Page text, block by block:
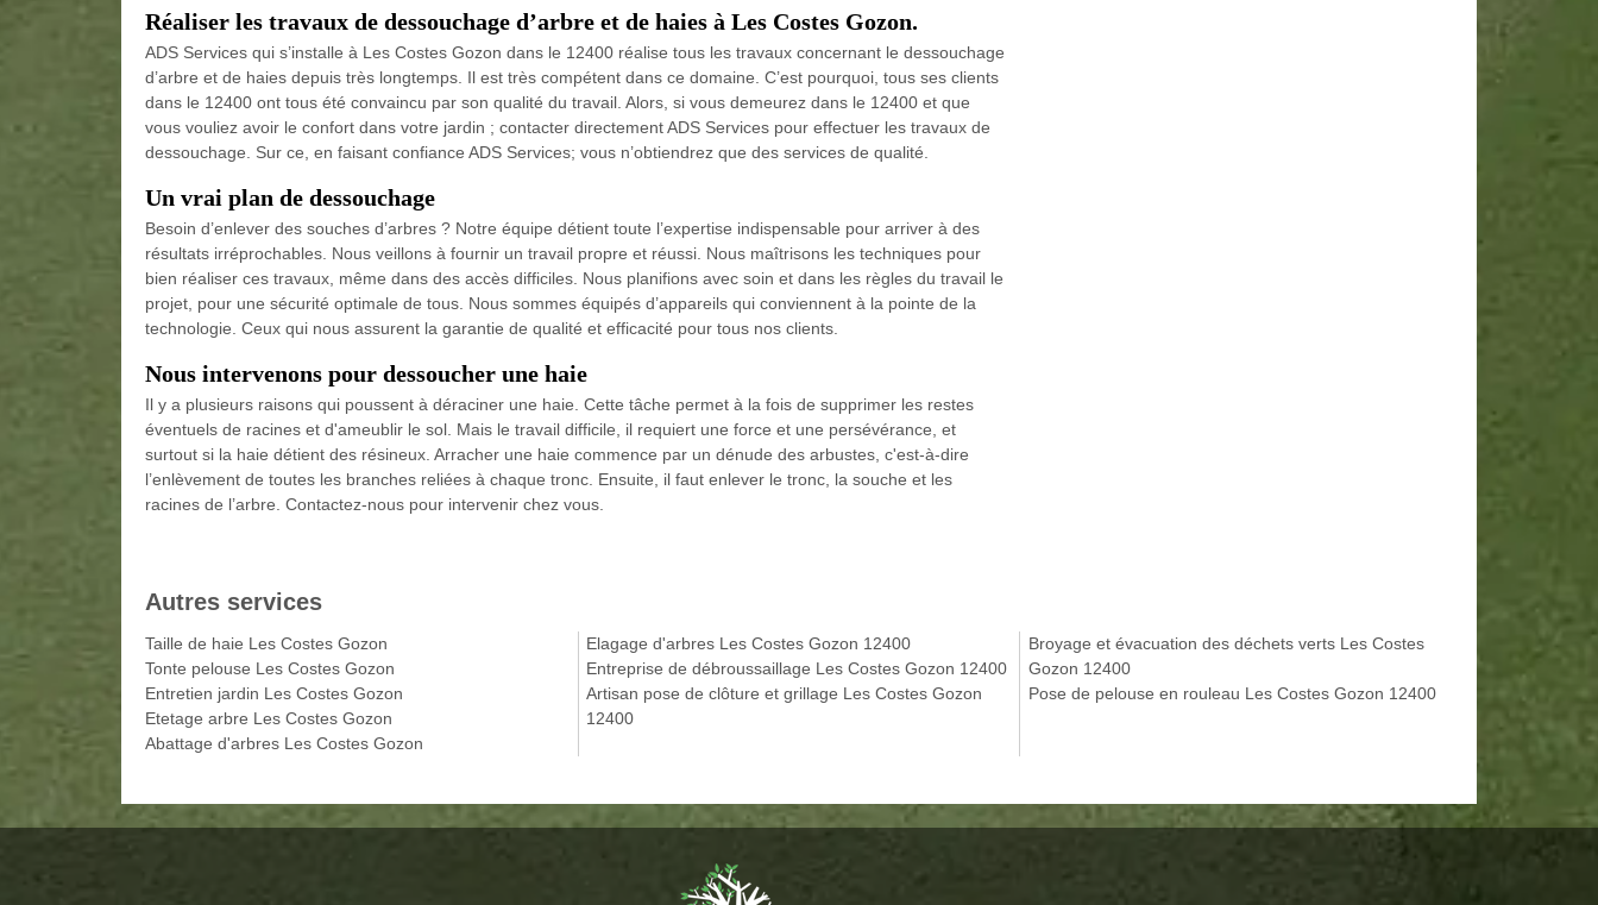
Réaliser les travaux de dessouchage d’arbre et de haies à Les Costes Gozon.
ADS Services qui s’installe à Les Costes Gozon dans le 12400 réalise tous les travaux concernant le dessouchage
d’arbre et de haies depuis très longtemps. Il est très compétent dans ce domaine. C’est pourquoi, tous ses clients
dans le 12400 ont tous été convaincu par son qualité du travail. Alors, si vous demeurez dans le 12400 et que
vous vouliez avoir le confort dans votre jardin ; contacter directement ADS Services pour effectuer les travaux de
dessouchage. Sur ce, en faisant confiance ADS Services; vous n’obtiendrez que des services de qualité.
Un vrai plan de dessouchage
Besoin d’enlever des souches d’arbres ? Notre équipe détient toute l’expertise indispensable pour arriver à des
résultats irréprochables. Nous veillons à fournir un travail propre et réussi. Nous maîtrisons les techniques pour
bien réaliser ces travaux, même dans des accès difficiles. Nous planifions avec soin et dans les règles du travail le
projet, pour une sécurité optimale de tous. Nous sommes équipés d’appareils qui conviennent à la pointe de la
technologie. Ceux qui nous assurent la garantie de qualité et efficacité pour tous nos clients.
Nous intervenons pour dessoucher une haie
Il y a plusieurs raisons qui poussent à déraciner une haie. Cette tâche permet à la fois de supprimer les restes
éventuels de racines et d'ameublir le sol. Mais le travail difficile, il requiert une force et une persévérance, et
surtout si la haie détient des résineux. Arracher une haie commence par un dénude des arbustes, c'est-à-dire
l’enlèvement de toutes les branches reliées à chaque tronc. Ensuite, il faut enlever le tronc, la souche et les
racines de l’arbre. Contactez-nous pour intervenir chez vous.
Autres services
Taille de haie Les Costes Gozon
Tonte pelouse Les Costes Gozon
Entretien jardin Les Costes Gozon
Etetage arbre Les Costes Gozon
Abattage d'arbres Les Costes Gozon
Elagage d'arbres Les Costes Gozon 12400
Entreprise de débroussaillage Les Costes Gozon 12400
Artisan pose de clôture et grillage Les Costes Gozon
12400
Broyage et évacuation des déchets verts Les Costes
Gozon 12400
Pose de pelouse en rouleau Les Costes Gozon 12400